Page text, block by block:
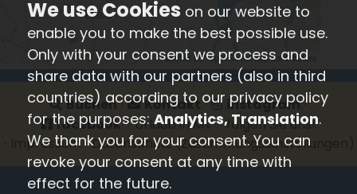
Buchen⋅ Kontakt ⋅ instagram⋅
facebook- Urlaub in MV - folgen Sie uns!
Impressum⋅Datenschutz(Zustimmungseinstellungen)
on our website to
enable you to make the best possible use.
Only with your consent we process and
share data with our partners (also in third
countries) according to our privacy policy
for the purposes: Analytics, Translation.
We thank you for your consent. You can
revoke your consent at any time with
effect for the future.